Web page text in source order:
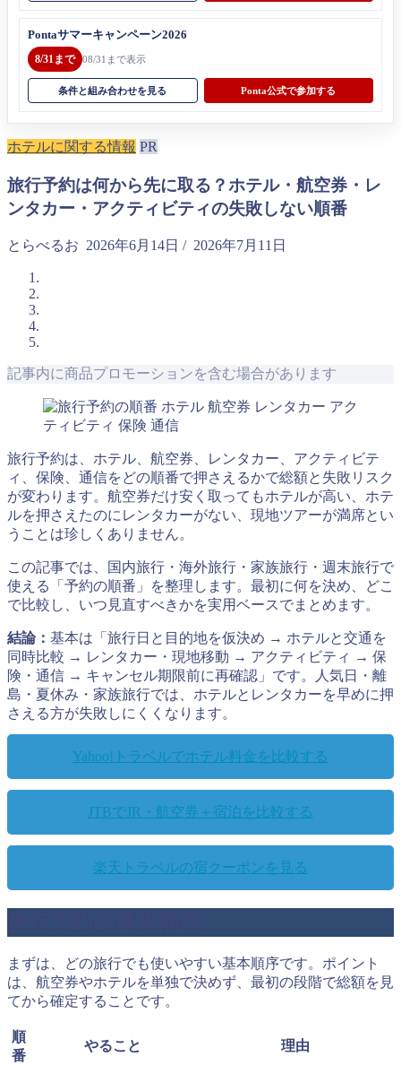
Pontaサマーキャンペーン2026
8/31まで 08/31まで表示
条件と組み合わせを見る Ponta公式で参加する
ホテルに関する情報 PR
旅行予約は何から先に取る？ホテル・航空券・レ
ンタカー・アクティビティの失敗しない順番
とらべるお 2026年6月14日 / 2026年7月11日
記事内に商品プロモーションを含む場合があります
旅行予約は、ホテル、航空券、レンタカー、アクティビテ
ィ、保険、通信をどの順番で押さえるかで総額と失敗リスク
が変わります。航空券だけ安く取ってもホテルが高い、ホテ
ルを押さえたのにレンタカーがない、現地ツアーが満席とい
うことは珍しくありません。
この記事では、国内旅行・海外旅行・家族旅行・週末旅行で
使える「予約の順番」を整理します。最初に何を決め、どこ
で比較し、いつ見直すべきかを実用ベースでまとめます。
結論： 基本は「旅行日と目的地を仮決め → ホテルと交通を
同時比較 → レンタカー・現地移動 → アクティビティ → 保
険・通信 → キャンセル期限前に再確認」です。人気日・離
島・夏休み・家族旅行では、ホテルとレンタカーを早めに押
さえる方が失敗しにくくなります。
Yahoo!トラベルでホテル料金を比較する
JTBでJR・航空券＋宿泊を比較する
楽天トラベルの宿クーポンを見る
まずは、どの旅行でも使いやすい基本順序です。ポイント
は、航空券やホテルを単独で決めず、最初の段階で総額を見
てから確定することです。
順
番
やること 理由